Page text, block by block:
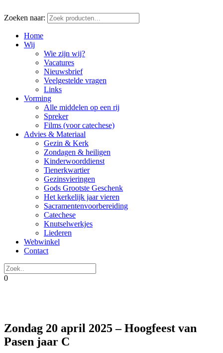
Zoeken naar:
Home
Wij
Wie zijn wij?
Vacatures
Nieuwsbrief
Veelgestelde vragen
Links
Vorming
Alle middelen op een rij
Spreker
Films (voor catechese)
Advies & Materiaal
Gezin & Kerk
Zondagen & heiligen
Kinderwoorddienst
Tienerkwartier
Gezinsvieringen
Gods Grootste Geschenk
Het kerkelijk jaar vieren
Sacramentenvoorbereiding
Catechese
Knutselwerkjes
Liederen
Webwinkel
Contact
0
Zondag 20 april 2025 – Hoogfeest van
Pasen jaar C